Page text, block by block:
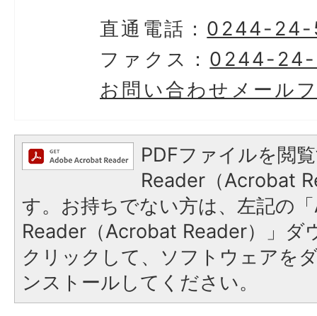
直通電話： 0244-
ファクス： 0244-
お問い合わせメール
PDFファイルを閲
Reader（Acrobat
す。お持ちでない方は、左記の
Reader（Acrobat Reader）」ダ
クリックして、ソフトウェアを
ンストールしてください。